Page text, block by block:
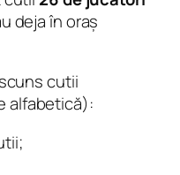
deja în oraș
cutii
alfabetică):